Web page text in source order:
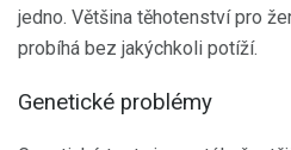
jedno. Většina těhotenství pro
probíhá bez jakýchkoli potíží.
Genetické problémy